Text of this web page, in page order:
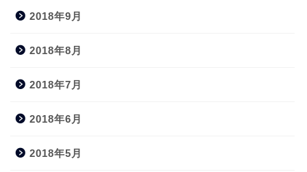
2018年9月
2018年8月
2018年7月
2018年6月
2018年5月